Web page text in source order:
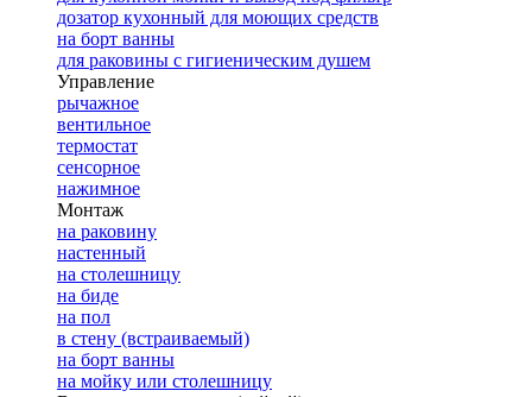
дозатор кухонный для моющих средств
на борт ванны
для раковины с гигиеническим душем
Управление
рычажное
вентильное
термостат
сенсорное
нажимное
Монтаж
на раковину
настенный
на столешницу
на биде
на пол
в стену (встраиваемый)
на борт ванны
на мойку или столешницу